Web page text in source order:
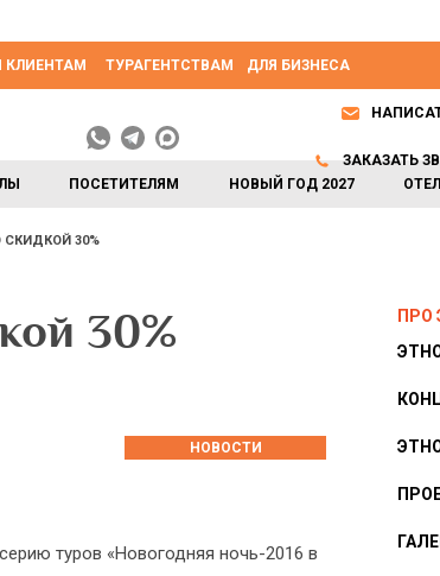
КЛИЕНТАМ ТУРАГЕНТСТВАМ ДЛЯ БИЗНЕСА
ПОСЕТИТЕЛЯМ НОВЫЙ ГОД 2027
ЗАКАЗАТЬ
30%
30%
НОВОСТИ
туров «Новогодняя ночь-2016 в
ПРО